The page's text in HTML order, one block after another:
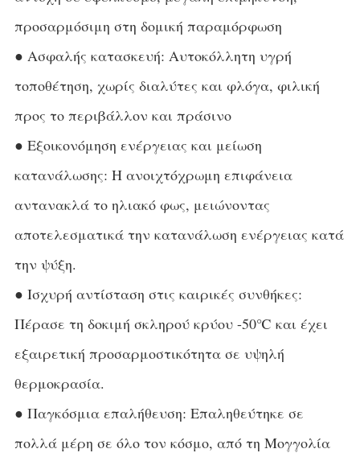
προσαρμόσιμη στη δομική παραμόρφωση
● Ασφαλής κατασκευή: Αυτοκόλλητη υγρή
τοποθέτηση, χωρίς διαλύτες και φλόγα, φιλική
προς το περιβάλλον και πράσινο
● Εξοικονόμηση ενέργειας και μείωση
κατανάλωσης: Η ανοιχτόχρωμη επιφάνεια
αντανακλά το ηλιακό φως, μειώνοντας
αποτελεσματικά την κατανάλωση ενέργειας κατά
την ψύξη.
● Ισχυρή αντίσταση στις καιρικές συνθήκες:
Πέρασε τη δοκιμή σκληρού κρύου -50℃ και έχει
εξαιρετική προσαρμοστικότητα σε υψηλή
θερμοκρασία.
● Παγκόσμια επαλήθευση: Επαληθεύτηκε σε
πολλά μέρη σε όλο τον κόσμο, από τη Μογγολία